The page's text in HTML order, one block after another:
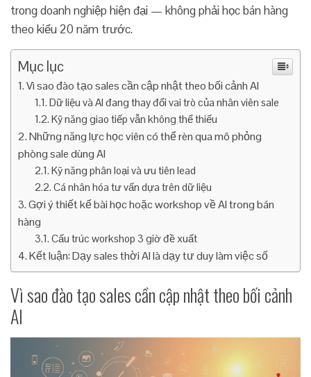
trong doanh nghiệp hiện đại — không phải học bán hàng
theo kiểu 20 năm trước.
Mục lục
Vì sao đào tạo sales cần cập nhật theo bối cảnh AI
Dữ liệu và AI đang thay đổi vai trò của nhân viên sale
Kỹ năng giao tiếp vẫn không thể thiếu
Những năng lực học viên có thể rèn qua mô phỏng
phòng sale dùng AI
Kỹ năng phân loại và ưu tiên lead
Cá nhân hóa tư vấn dựa trên dữ liệu
Gợi ý thiết kế bài học hoặc workshop về AI trong bán
hàng
Cấu trúc workshop 3 giờ đề xuất
Kết luận: Dạy sales thời AI là dạy tư duy làm việc số
Vì sao đào tạo sales cần cập nhật theo bối cảnh
AI